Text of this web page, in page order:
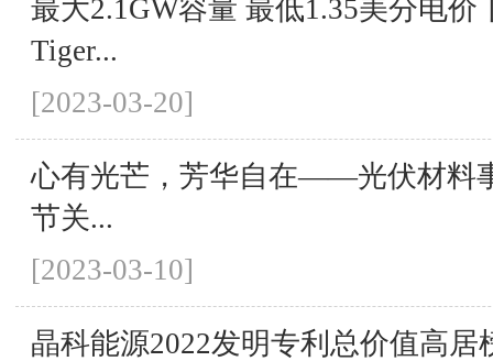
最大2.1GW容量 最低1.35美分电价
Tiger...
[2023-03-20]
心有光芒，芳华自在——光伏材料
节关...
[2023-03-10]
晶科能源2022发明专利总价值高居